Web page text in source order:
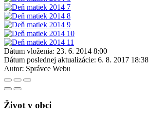
Dátum vloženia: 23. 6. 2014 8:00
Dátum poslednej aktualizácie: 6. 8. 2017 18:38
Autor: Správce Webu
Život v obci